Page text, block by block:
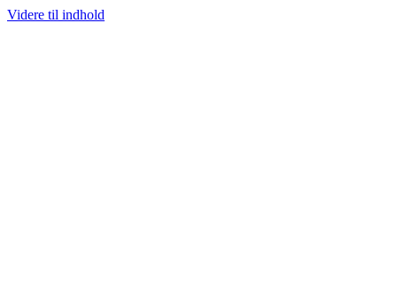
Videre til indhold